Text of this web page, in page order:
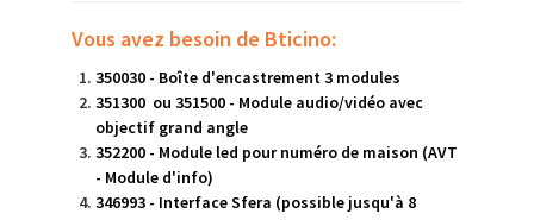
Vous avez besoin de Bticino:
350030 - Boîte d'encastrement 3 modules
351300 ou 351500 - Module audio/vidéo avec
objectif grand angle
352200 - Module led pour numéro de maison (AVT
- Module d'info)
346993 - Interface Sfera (possible jusqu'à 8